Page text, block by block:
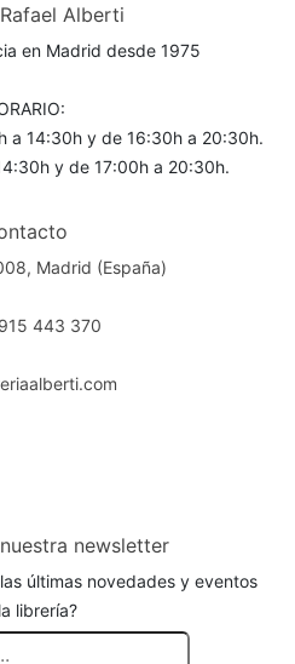
Alberti
en Madrid desde 1975
a 14:30h y de 16:30h a 20:30h.
y de 17:00h a 20:30h.
Madrid (España)
443 370
newsletter
últimas novedades y eventos
librería?